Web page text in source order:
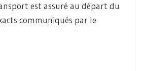
est assuré au départ du
communiqués par le